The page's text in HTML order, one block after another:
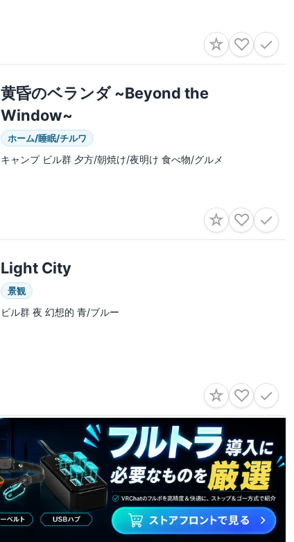
☆ ♡ ✓
黄昏のベランダ ~Beyond the
Window~
ホーム/睡眠/チルワ
キャンプ ビル群 夕方/朝焼け/夜明け 食べ物/グルメ
☆ ♡ ✓
Light City
景観
ビル群 夜 幻想的 青/ブルー
☆ ♡ ✓